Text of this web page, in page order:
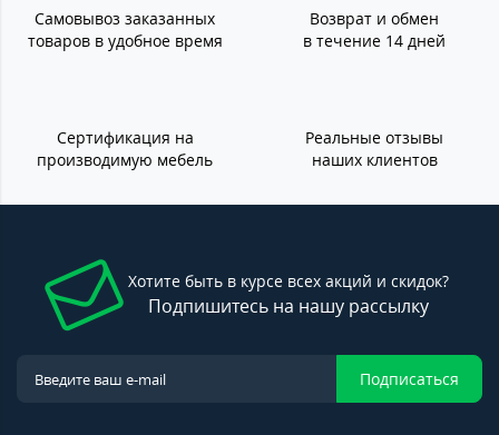
Самовывоз заказанных
товаров в удобное время
Возврат и обмен
в течение 14 дней
Сертификация на
производимую мебель
Реальные отзывы
наших клиентов
Хотите быть в курсе всех акций и скидок?
Подпишитесь на нашу рассылку
Подписаться